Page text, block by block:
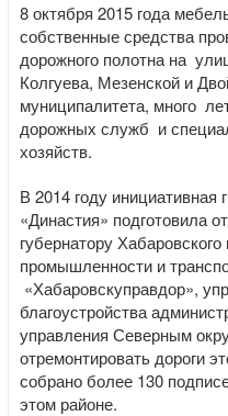
8 октября 2015 года
собственные средства
дорожного полотна на
Колгуева, Мезенской и
муниципалитета, много
дорожных служб и
хозяйств.
В 2014 году
«Династия» подготовила
губернатору
промышленности и
«Хабаровскуправдор»,
благоустройства
управления Северным
отремонтировать дороги
собрано более 130
этом районе.